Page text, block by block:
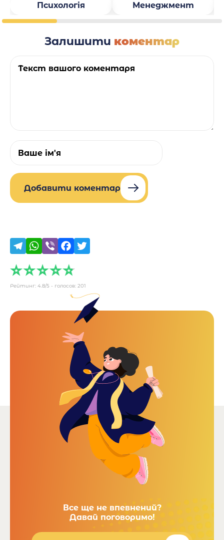
Психологія Менеджмент
Залишити коментар
Добавити коментар
Рейтинг: 4.8/5 - голосов: 201
Все ще не впевнений?
Давай поговоримо!